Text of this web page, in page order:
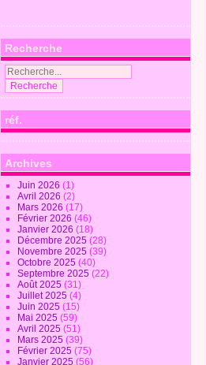
Recherche
réf.
Archives
Juin 2026(1)
Avril 2026(2)
Mars 2026(17)
Février 2026(46)
Janvier 2026(18)
Décembre 2025(28)
Novembre 2025(39)
Octobre 2025(40)
Septembre 2025(22)
Août 2025(31)
Juillet 2025(4)
Juin 2025(15)
Mai 2025(59)
Avril 2025(51)
Mars 2025(39)
Février 2025(75)
Janvier 2025(56)